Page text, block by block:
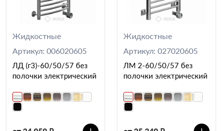
Жидкостные
Артикул: 006020605
ЛД (г3)-60/50/57 без
полочки электрический
Жидкостные
Артикул: 027020605
ЛМ 2-60/50/57 без
полочки электрический